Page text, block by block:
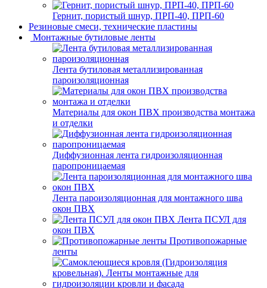
Гернит, пористый шнур, ПРП-40, ПРП-60
Резиновые смеси, технические пластины
Монтажные бутиловые ленты
Лента бутиловая металлизированная
пароизоляционная
Материалы для окон ПВХ производства монтажа
и отделки
Диффузионная лента гидроизоляционная
паропроницаемая
Лента пароизоляционная для монтажного шва
окон ПВХ
Лента ПСУЛ для
окон ПВХ
Противопожарные
ленты